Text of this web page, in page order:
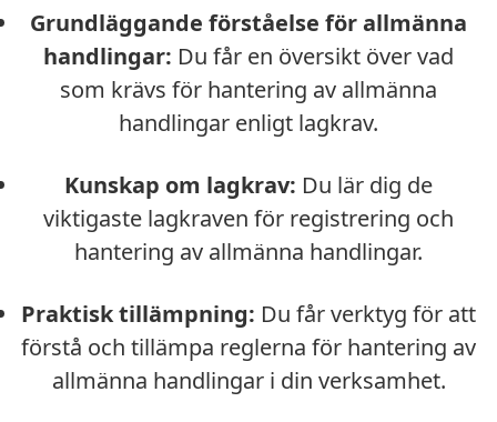
Grundläggande förståelse för allmänna
handlingar: Du får en översikt över vad
som krävs för hantering av allmänna
handlingar enligt lagkrav.
Kunskap om lagkrav: Du lär dig de
viktigaste lagkraven för registrering och
hantering av allmänna handlingar.
Praktisk tillämpning: Du får verktyg för att
förstå och tillämpa reglerna för hantering av
allmänna handlingar i din verksamhet.